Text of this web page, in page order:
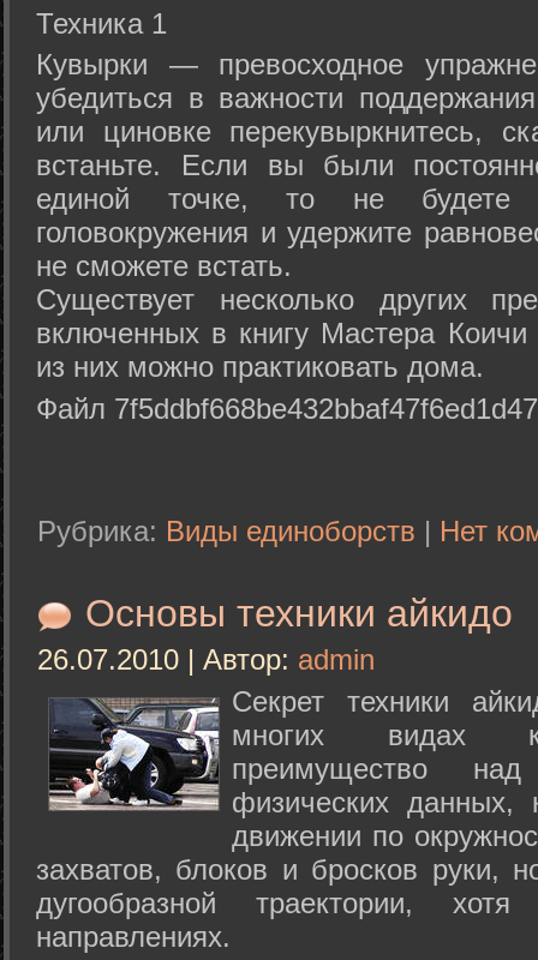
Техника 1
Кувырки — превосходное
убедиться в важности
или циновке перекувыркнитесь,
встаньте. Если вы были
единой точке, то не будете
головокружения и удержите
не сможете встать.
Существует несколько других
включенных в книгу Мастера
из них можно практиковать дома.
Файл
Рубрика: Виды единоборств | Нет
Основы техники айкидо
26.07.2010 | Автор: admin
Секрет техники
многих видах
преимущество
физических данных,
движении по
захватов, блоков и бросков руки,
дугообразной траектории,
направлениях.